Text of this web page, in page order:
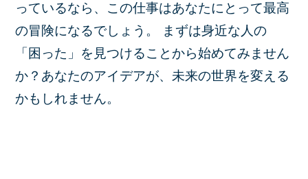
っているなら、この仕事はあなたにとって最高
の冒険になるでしょう。 まずは身近な人の
「困った」を見つけることから始めてみません
か？あなたのアイデアが、未来の世界を変える
かもしれません。